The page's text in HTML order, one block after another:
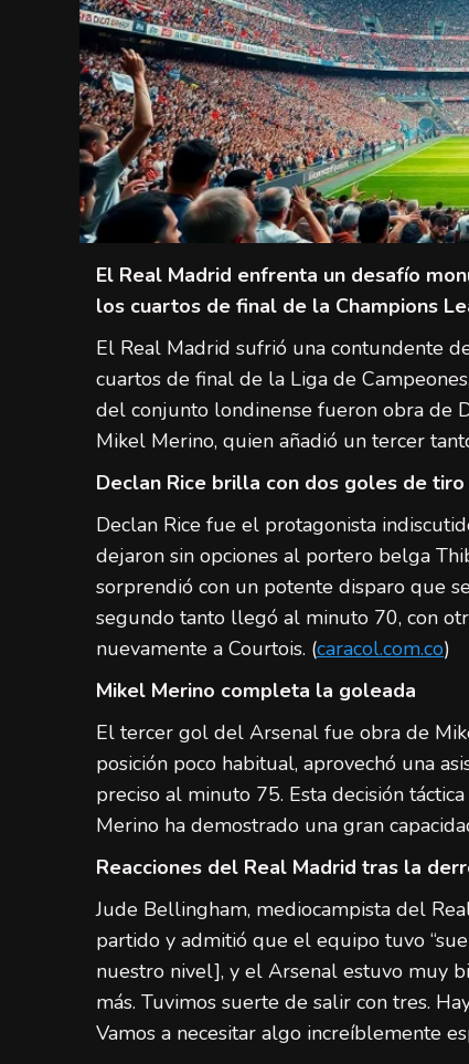
El Real Madrid enfrenta un desafío
los cuartos de final de la Champions
El Real Madrid sufrió una contundente
cuartos de final de la Liga de
del conjunto londinense fueron obra de
Mikel Merino, quien añadió un tercer
Declan Rice brilla con dos goles de
Declan Rice fue el protagonista
dejaron sin opciones al portero belga
sorprendió con un potente disparo que
segundo tanto llegó al minuto 70, con
nuevamente a Courtois. (caracol.com.co)
Mikel Merino completa la goleada
El tercer gol del Arsenal fue obra de
posición poco habitual, aprovechó una
preciso al minuto 75. Esta decisión
Merino ha demostrado una gran
Reacciones del Real Madrid tras la
Jude Bellingham, mediocampista del
partido y admitió que el equipo tuvo
nuestro nivel], y el Arsenal estuvo muy
más. Tuvimos suerte de salir con tres.
Vamos a necesitar algo increíblemente